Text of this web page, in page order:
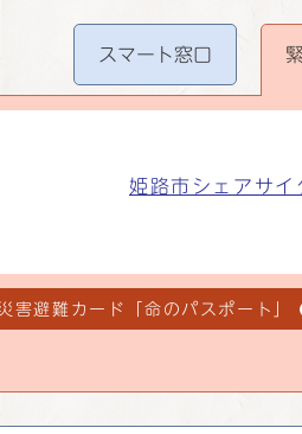
スマート窓口
姫路市シェアサイ
害避難カード「命のパスポート」